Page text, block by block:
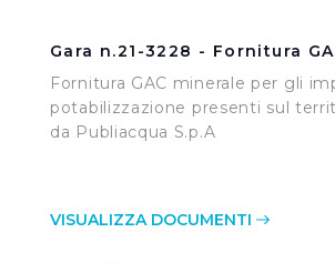
Gara n.21-3228 - Fornitura
Fornitura GAC minerale per gli
potabilizzazione presenti sul
da Publiacqua S.p.A
VISUALIZZA DOCUMENTI